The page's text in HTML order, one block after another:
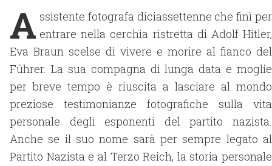
A ssistente fotografa diciassettenne che finì per
entrare nella cerchia ristretta di Adolf Hitler,
Eva Braun scelse di vivere e morire al fianco del
Führer. La sua compagna di lunga data e moglie
per breve tempo è riuscita a lasciare al mondo
preziose testimonianze fotografiche sulla vita
personale degli esponenti del partito nazista.
Anche se il suo nome sarà per sempre legato al
Partito Nazista e al Terzo Reich, la storia personale